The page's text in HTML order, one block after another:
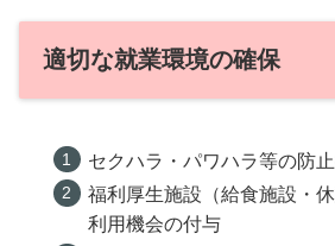
適切な就業環境の確保
セクハラ・パワハラ等の防
福利厚生施設（給食施設・
利用機会の付与